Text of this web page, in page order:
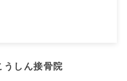
うしん接骨院